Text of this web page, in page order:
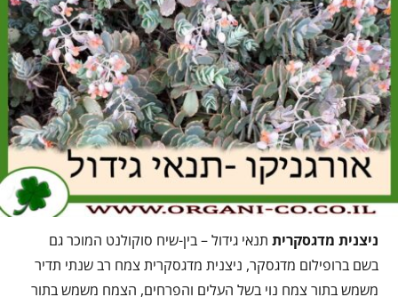
ניצנית מדגסקרית תנאי גידול – בין-שיח סוקולנט המוכר גם
בשם ברופילום מדגסקר, ניצנית מדגסקרית צמח רב שנתי תדיר
משמש בתור צמח נוי בשל העלים והפרחים, הצמח משמש בתור